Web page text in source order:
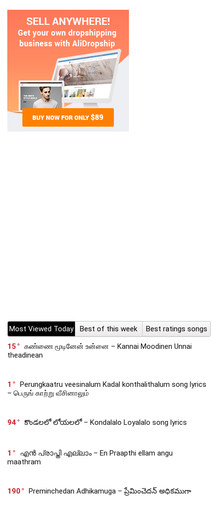
Most Viewed Today Best of this week
Best ratings songs
15
கண்ணை மூடினேன் உன்னை – Kannai Moodinen Unnai
theadinean
1
Perungkaatru veesinalum Kadal konthalithalum song lyrics
– பெருங் காற்று வீசினாலும்
94 కొండలలో లోయలలో – Kondalalo Loyalalo song lyrics
1
എൻ പ്രാപ്തി എല്ലാം – En Praapthi ellam angu
maathram
190 Preminchedan Adhikamuga – ప్రేమించెదన్ అధికముగా